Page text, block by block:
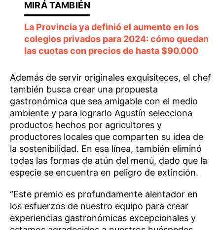
La Provincia ya definió el aumento en los
colegios privados para 2024: cómo quedan
las cuotas con precios de hasta $90.000
Además de servir originales exquisiteces, el chef
también busca crear una propuesta
gastronómica que sea amigable con el medio
ambiente y para lograrlo Agustín selecciona
productos hechos por agricultores y
productores locales que comparten su idea de
la sostenibilidad. En esa línea, también eliminó
todas las formas de atún del menú, dado que la
especie se encuentra en peligro de extinción.
“Este premio es profundamente alentador en
los esfuerzos de nuestro equipo para crear
experiencias gastronómicas excepcionales y